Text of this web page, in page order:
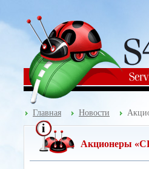
Главная Новости
Акционеры